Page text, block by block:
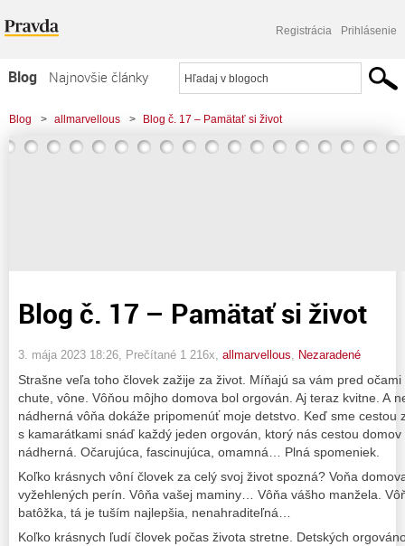
Registrácia Prihlásenie
Blog
Najnovšie články
Najčítanejšie články
Najkomentovanejšie články
Blog > allmarvellous > Blog č. 17 – Pamätať si život
Blog č. 17 – Pamätať si život
3. mája 2023 18:26 , Prečítané 1 216x, allmarvellous Nezaradené
Strašne veľa toho človek zažije za život. Míňajú sa vám pred
chute, vône. Vôňou môjho domova bol orgován. Aj teraz kvitne. A
nádherná vôňa dokáže pripomenúť moje detstvo. Keď sme cestou
s kamarátkami snáď každý jeden orgován, ktorý nás cestou
nádherná. Očarujúca, fascinujúca, omamná… Plná spomeniek.
Koľko krásnych vôní človek za celý svoj život spozná? Voňa
vyžehlených perín. Vôňa vašej maminy… Vôňa vášho manžela.
batôžka, tá je tuším najlepšia, nenahraditeľná…
Koľko krásnych ľudí človek počas života stretne. Detských